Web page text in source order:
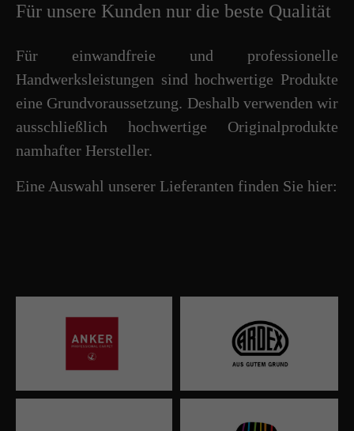
Für unsere Kunden nur die beste Qualität
Für einwandfreie und professionelle
Handwerksleistungen sind hochwertige Produkte
eine Grundvoraussetzung. Deshalb verwenden wir
ausschließlich hochwertige Originalprodukte
namhafter Hersteller.
Eine Auswahl unserer Lieferanten finden Sie hier: